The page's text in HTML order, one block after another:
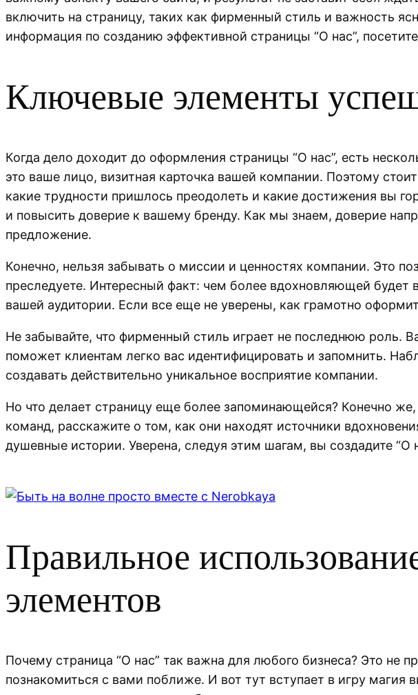
включить на страницу, таких как фирменный стиль и важность
информация по созданию эффективной страницы “О нас”,
Ключевые элементы
Когда дело доходит до оформления страницы “О нас”, есть
это ваше лицо, визитная карточка вашей компании. Поэтому
какие трудности пришлось преодолеть и какие достижения вы
и повысить доверие к вашему бренду. Как мы знаем, доверие
предложение.
Конечно, нельзя забывать о миссии и ценностях компании. Это
преследуете. Интересный факт: чем более вдохновляющей
вашей аудитории. Если все еще не уверены, как грамотно
Не забывайте, что фирменный стиль играет не последнюю роль.
поможет клиентам легко вас идентифицировать и запомнить.
создавать действительно уникальное восприятие компании.
Но что делает страницу еще более запоминающейся? Конечно
команд, расскажите о том, как они находят источники
душевные истории. Уверена, следуя этим шагам, вы создадите “О
Правильное
элементов
Почему страница “О нас” так важна для любого бизнеса? Это не
познакомиться с вами поближе. И вот тут вступает в игру